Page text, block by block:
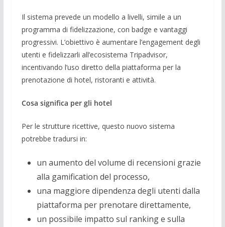
Il sistema prevede un modello a livelli, simile a un
programma di fidelizzazione, con badge e vantaggi
progressivi. L’obiettivo è aumentare l’engagement degli
utenti e fidelizzarli all’ecosistema Tripadvisor,
incentivando l’uso diretto della piattaforma per la
prenotazione di hotel, ristoranti e attività.
Cosa significa per gli hotel
Per le strutture ricettive, questo nuovo sistema
potrebbe tradursi in:
un aumento del volume di recensioni grazie
alla gamification del processo,
una maggiore dipendenza degli utenti dalla
piattaforma per prenotare direttamente,
un possibile impatto sul ranking e sulla